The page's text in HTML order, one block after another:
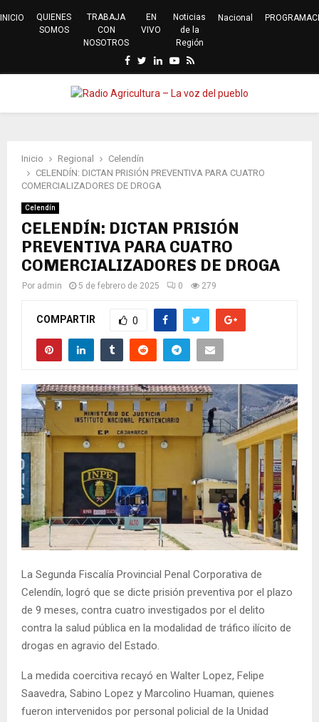
INICIO
QUIENES
SOMOS
TRABAJA
CON
NOSOTROS
EN
VIVO
Noticias
de la
Región
Nacional
Facebook
Twitter
LinkedinYoutube
Rss
PRIMARY
Inicio Regional
Celendín
CELENDÍN: DICTAN PRISIÓN PREVENTIVA PARA CUATRO
COMERCIALIZADORES DE DROGA
Celendín
CELENDÍN: DICTAN PRISIÓN
PREVENTIVA PARA CUATRO
COMERCIALIZADORES DE DROGA
Por admin 5 de febrero de 2025 0 279
COMPARTIR 0
La Segunda Fiscalía Provincial Penal Corporativa de
Celendín, logró que se dicte prisión preventiva por el plazo
de 9 meses, contra cuatro investigados por el delito
contra la salud pública en la modalidad de tráfico ilícito de
drogas en agravio del Estado.
La medida coercitiva recayó en Walter Lopez, Felipe
Saavedra, Sabino Lopez y Marcolino Huaman, quienes
fueron intervenidos por personal policial de la Unidad